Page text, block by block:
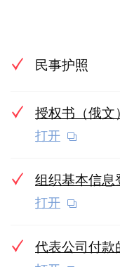
民事护照
授权书（俄文
打开
组织基本信息
打开
代表公司付款